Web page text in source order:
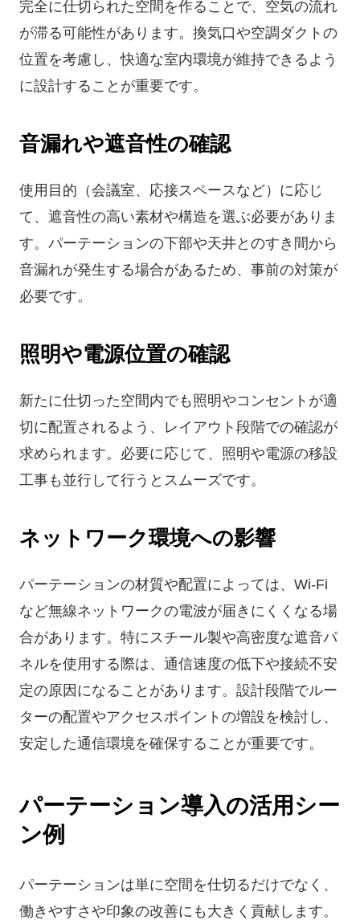
完全に仕切られた空間を作ることで、空気の流れ
が滞る可能性があります。換気口や空調ダクトの
位置を考慮し、快適な室内環境が維持できるよう
に設計することが重要です。
音漏れや遮音性の確認
使用目的（会議室、応接スペースなど）に応じ
て、遮音性の高い素材や構造を選ぶ必要がありま
す。パーテーションの下部や天井とのすき間から
音漏れが発生する場合があるため、事前の対策が
必要です。
照明や電源位置の確認
新たに仕切った空間内でも照明やコンセントが適
切に配置されるよう、レイアウト段階での確認が
求められます。必要に応じて、照明や電源の移設
工事も並行して行うとスムーズです。
ネットワーク環境への影響
パーテーションの材質や配置によっては、Wi-Fi
など無線ネットワークの電波が届きにくくなる場
合があります。特にスチール製や高密度な遮音パ
ネルを使用する際は、通信速度の低下や接続不安
定の原因になることがあります。設計段階でルー
ターの配置やアクセスポイントの増設を検討し、
安定した通信環境を確保することが重要です。
パーテーション導入の活用シー
ン例
パーテーションは単に空間を仕切るだけでなく、
働きやすさや印象の改善にも大きく貢献します。